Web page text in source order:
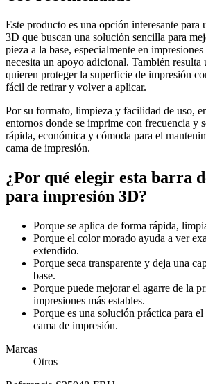
Este producto es una opción interesante para
3D que buscan una solución sencilla para
pieza a la base, especialmente en
necesita un apoyo adicional. También resulta
quieren proteger la superficie de impresión
fácil de retirar y volver a aplicar.
Por su formato, limpieza y facilidad de uso,
entornos donde se imprime con frecuencia y
rápida, económica y cómoda para el
cama de impresión.
¿Por qué elegir esta barra
para impresión 3D?
Porque se aplica de forma rápida,
Porque el color morado ayuda a ver
extendido.
Porque seca transparente y deja una
base.
Porque puede mejorar el agarre de la
impresiones más estables.
Porque es una solución práctica para
cama de impresión.
Marcas
Otros